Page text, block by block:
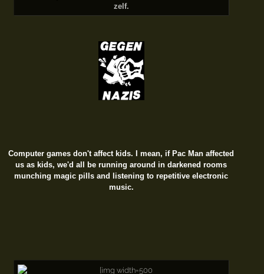
zelf.
Computer games don't affect kids. I mean, if Pac Man affected
us as kids, we'd all be running around in darkened rooms
munching magic pills and listening to repetitive electronic
music.